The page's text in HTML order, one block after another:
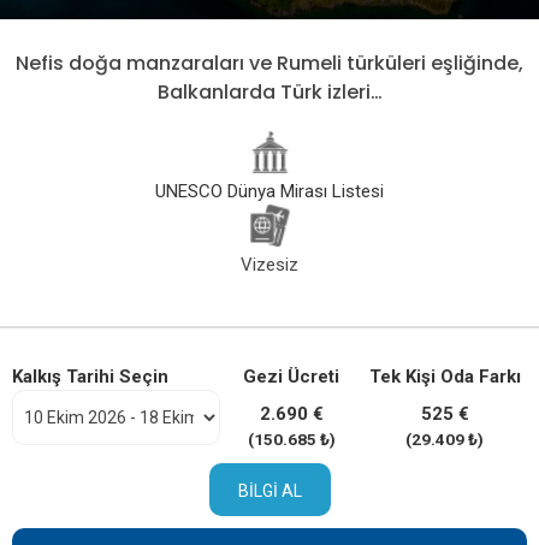
Nefis doğa manzaraları ve Rumeli türküleri eşliğinde,
Balkanlarda Türk izleri…
UNESCO Dünya Mirası Listesi
Vizesiz
Kalkış Tarihi Seçin
Gezi Ücreti
2.690 €
(150.685 ₺)
Tek Kişi Oda Farkı
525 €
(29.409 ₺)
BILGI AL